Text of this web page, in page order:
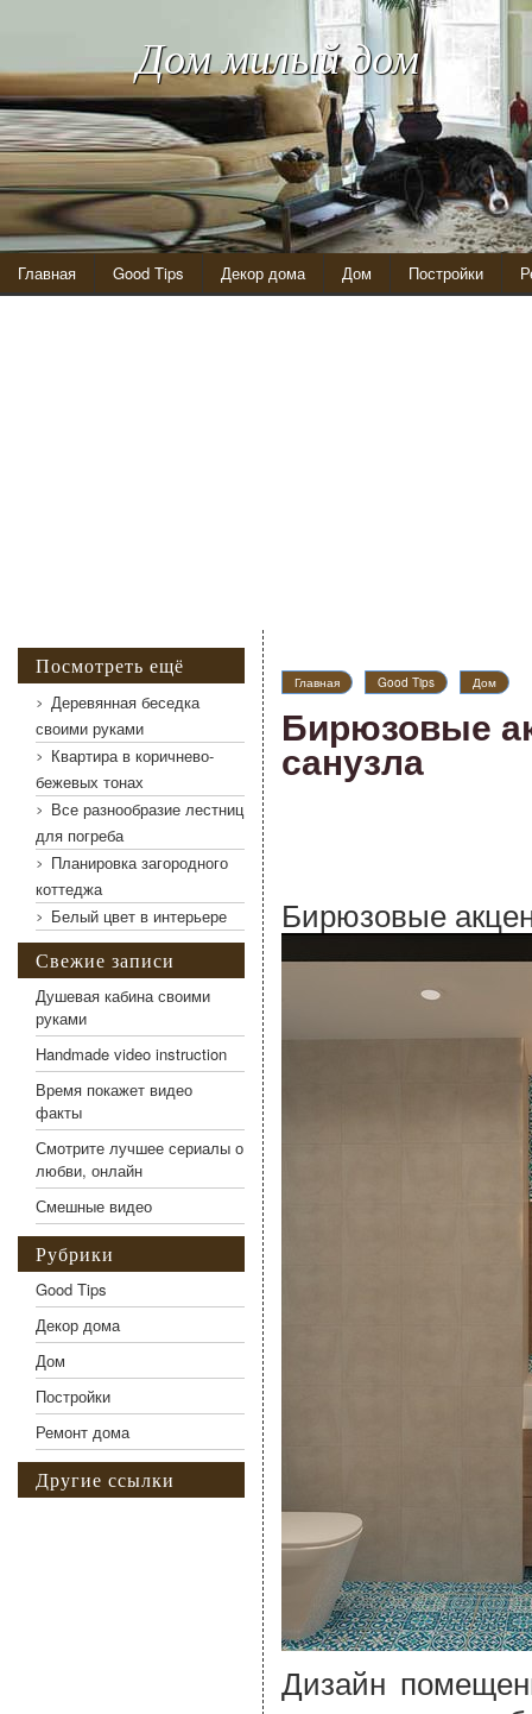
Дом милый дом
Главная Good Tips Декор дома Дом Постройки
Главная Good Tips Дом
Бирюзовые
санузла
Бирюзовые
Дизайн
Посмотреть ещё
Деревянная беседка
своими руками
Квартира в коричнево-
бежевых тонах
Все разнообразие лестниц
для погреба
Планировка загородного
коттеджа
Белый цвет в интерьере
Свежие записи
Душевая кабина своими
руками
Handmade video instruction
Время покажет видео
факты
Смотрите лучшее сериалы о
любви, онлайн
Смешные видео
Рубрики
Good Tips
Декор дома
Дом
Постройки
Ремонт дома
Другие ссылки